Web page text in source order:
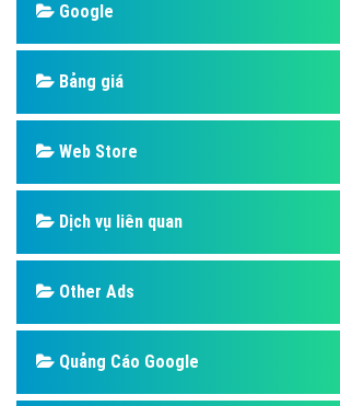
Google
Bảng giá
Web Store
Dịch vụ liên quan
Other Ads
Quảng Cáo Google